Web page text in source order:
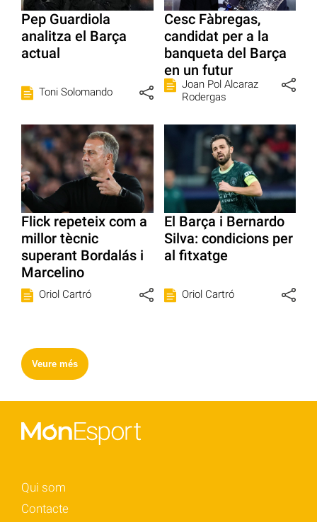
Pep Guardiola
analitza el Barça
actual
Toni Solomando
Cesc Fàbregas,
candidat per a la
banqueta del Barça
en un futur
Joan Pol Alcaraz
Rodergas
Flick repeteix com a
millor tècnic
superant Bordalás i
Marcelino
Oriol Cartró
El Barça i Bernardo
Silva: condicions per
al fitxatge
Oriol Cartró
Veure més
Qui som
Contacte